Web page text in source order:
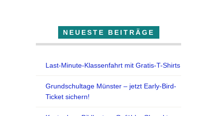
NEUESTE BEITRÄGE
Last-Minute-Klassenfahrt mit Gratis-T-Shirts
Grundschultage Münster – jetzt Early-Bird-
Ticket sichern!